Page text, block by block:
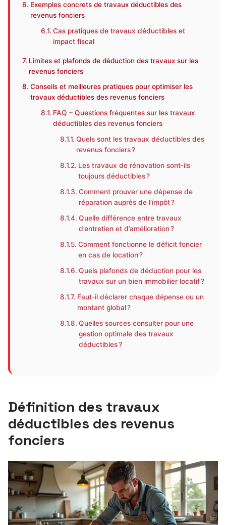
Exemples concrets de travaux déductibles des
revenus fonciers
Cas pratiques de travaux déductibles et
impact fiscal
Limites et plafonds de déduction des travaux sur les
revenus fonciers
Conseils et meilleures pratiques pour optimiser les
travaux déductibles des revenus fonciers
FAQ – Questions fréquentes sur les travaux
déductibles des revenus fonciers
Quels sont les travaux déductibles des
revenus fonciers ?
Les travaux de rénovation sont-ils
toujours déductibles ?
Comment prouver une dépense de
réparation auprès de l’impôt ?
Quelle différence entre travaux
d’entretien et d’amélioration ?
Comment fonctionne le déficit foncier
en cas de location ?
Quels plafonds de déduction pour les
travaux sur un bien immobilier locatif ?
Faut-il déclarer chaque dépense ou un
montant global ?
Quelles sources consulter pour une
gestion optimale des travaux
déductibles ?
Définition des travaux
déductibles des revenus
fonciers